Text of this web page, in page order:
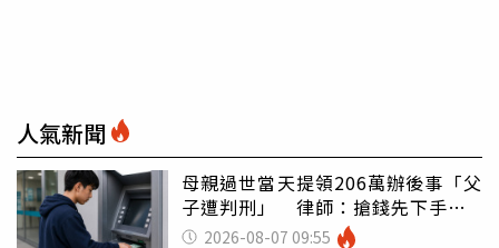
人氣新聞
母親過世當天提領206萬辦後事「父
子遭判刑」 律師：搶錢先下手是
罪 2026-08-07 09:55